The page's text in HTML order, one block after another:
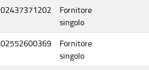
02437371202
Fornitore
singolo
02552600369
Fornitore
singolo